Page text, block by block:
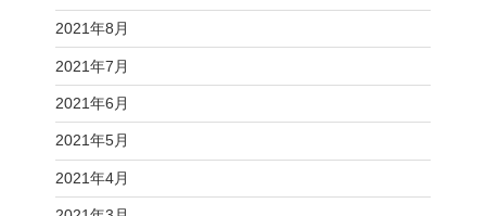
2021年8月
2021年7月
2021年6月
2021年5月
2021年4月